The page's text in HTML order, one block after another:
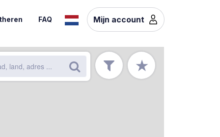
FAQ Mijn account
★